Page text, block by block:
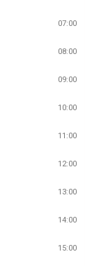
07:00
08:00
09:00
10:00
11:00
12:00
13:00
14:00
15:00